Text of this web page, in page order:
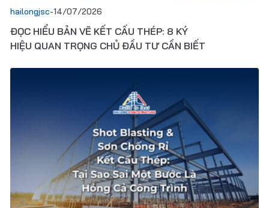
hailongjsc-14/07/2026
ĐỌC HIỂU BẢN VẼ KẾT CẤU THÉP: 8 KÝ
HIỆU QUAN TRỌNG CHỦ ĐẦU TƯ CẦN BIẾT